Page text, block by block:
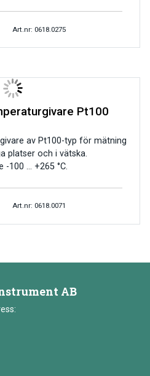
Art.nr: 0618.0275
Pt100
av Pt100-typ för mätning
platser och i vätska.
-100 … +265 °C.
Art.nr: 0618.0071
AB